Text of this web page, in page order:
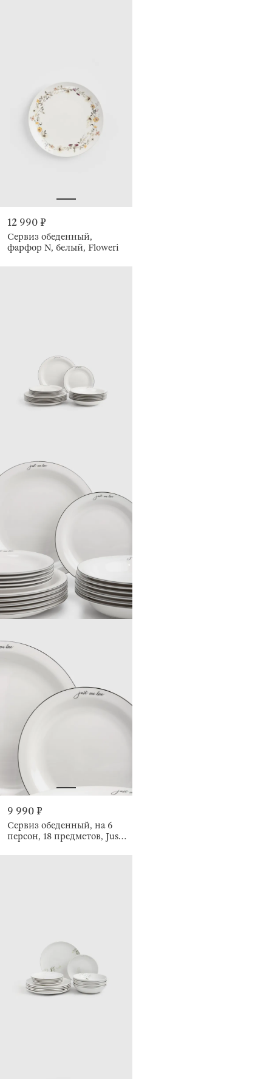
12 990 ₽
Сервиз обеденный,
фарфор N, белый, Floweri
9 990 ₽
Сервиз обеденный, на 6
персон, 18 предметов, Just